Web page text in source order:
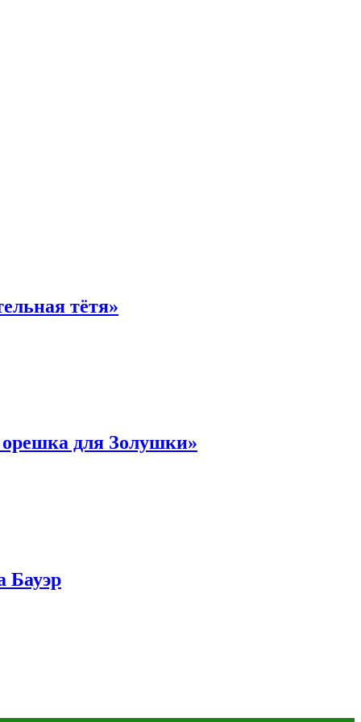
тётя»
для Золушки»
Бауэр